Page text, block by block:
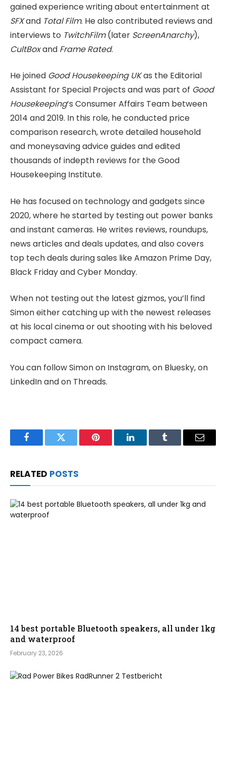
gained experience writing about entertainment at
SFXand Total Film. He also contributed reviews and
interviews to TwitchFilm(later ScreenAnarchy),
CultBoxand Frame Rated.
He joined Good Housekeeping UKas the Editorial
Assistant for Special Projects and was part of Good
Housekeeping’s Consumer Affairs Team between
2014 and 2019. In this role, he conducted price
comparison research, wrote detailed household
and moneysaving advice guides and edited
thousands of indepth reviews for the Good
Housekeeping Institute.
He has focused on technology and gadgets since
2020, where he started by testing out power banks
and instant cameras. He writes reviews, roundups,
news articles and deals updates, and also covers
top tech deals during sales like Amazon Prime Day,
Black Friday and Cyber Monday.
When not testing out the latest gizmos, you’ll find
Simon either catching up with the newest releases
at his local cinema or out shooting with his beloved
compact camera.
You can follow Simon on Instagram, on Bluesky, on
LinkedIn and on Threads.
FacebookTwitter Pinterest LinkedInTumblr Email
RELATED POSTS
14 best portable Bluetooth speakers, all under 1kg
and waterproof
February 23, 2026